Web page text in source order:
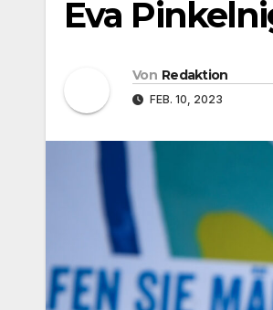
Eva
Von Redaktion
FEB. 10, 2023